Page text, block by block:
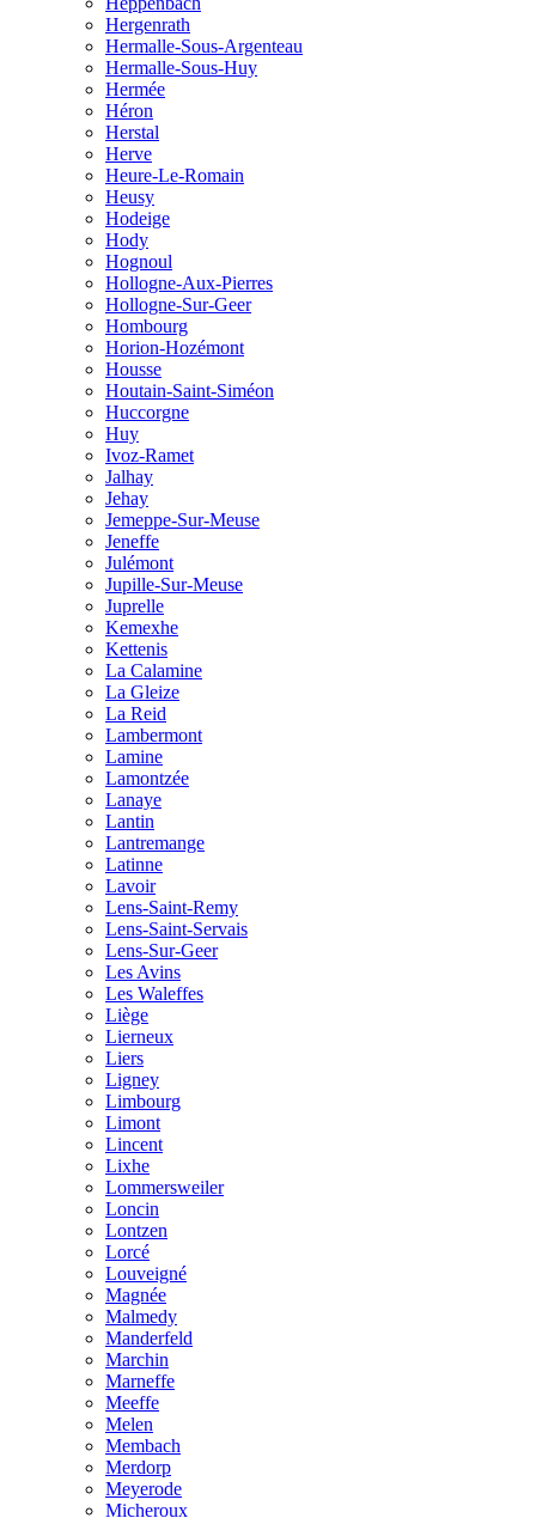
Hergenrath
Hermalle-Sous-Argenteau
Hermalle-Sous-Huy
Hermée
Héron
Herstal
Herve
Heure-Le-Romain
Heusy
Hodeige
Hody
Hognoul
Hollogne-Aux-Pierres
Hollogne-Sur-Geer
Hombourg
Horion-Hozémont
Housse
Houtain-Saint-Siméon
Huccorgne
Huy
Ivoz-Ramet
Jalhay
Jehay
Jemeppe-Sur-Meuse
Jeneffe
Julémont
Jupille-Sur-Meuse
Juprelle
Kemexhe
Kettenis
La Calamine
La Gleize
La Reid
Lambermont
Lamine
Lamontzée
Lanaye
Lantin
Lantremange
Latinne
Lavoir
Lens-Saint-Remy
Lens-Saint-Servais
Lens-Sur-Geer
Les Avins
Les Waleffes
Liège
Lierneux
Liers
Ligney
Limbourg
Limont
Lincent
Lixhe
Lommersweiler
Loncin
Lontzen
Lorcé
Louveigné
Magnée
Malmedy
Manderfeld
Marchin
Marneffe
Meeffe
Melen
Membach
Merdorp
Meyerode
Micheroux